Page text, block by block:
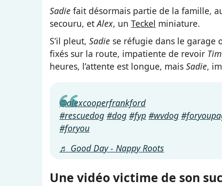
Sadie fait désormais partie de la famille,
secouru, etAlex, un Teckel miniature.
S’il pleut, Sadie se réfugie dans le garage
fixés sur la route, impatiente de revoir Tim
heures, l’attente est longue, mais Sadie,
@alexcooperfrankford
#rescuedog #dog #fyp #wvdog
#foryou
♬ Good Day - Nappy Roots
Une vidéo victime de son